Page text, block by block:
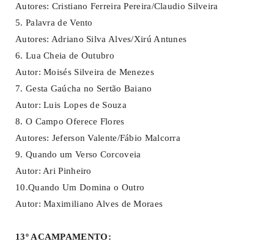
Autores: Cristiano Ferreira Pereira/Claudio Silveira
5. Palavra de Vento
Autores: Adriano Silva Alves/Xirú Antunes
6. Lua Cheia de Outubro
Autor: Moisés Silveira de Menezes
7. Gesta Gaúcha no Sertão Baiano
Autor: Luis Lopes de Souza
8. O Campo Oferece Flores
Autores: Jeferson Valente/Fábio Malcorra
9. Quando um Verso Corcoveia
Autor: Ari Pinheiro
10.Quando Um Domina o Outro
Autor: Maximiliano Alves de Moraes
13º ACAMPAMENTO: